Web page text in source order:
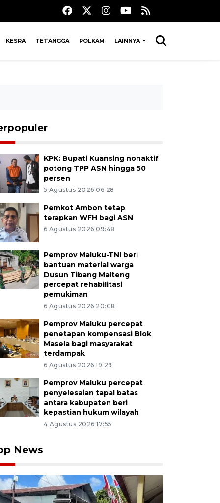
KESRA TETANGGA POLKAM LAINNYA
KPK: Bupati Kuansing nonaktif
potong TPP ASN hingga 50
persen
5 Agustus 2026 06:28
Pemkot Ambon tetap
terapkan WFH bagi ASN
6 Agustus 2026 09:48
Pemprov Maluku-TNI beri
bantuan material warga
Dusun Tibang Malteng
percepat rehabilitasi
pemukiman
6 Agustus 2026 20:08
Pemprov Maluku percepat
penetapan kompensasi Blok
Masela bagi masyarakat
terdampak
6 Agustus 2026 19:29
Pemprov Maluku percepat
penyelesaian tapal batas
antara kabupaten beri
kepastian hukum wilayah
4 Agustus 2026 17:55
News